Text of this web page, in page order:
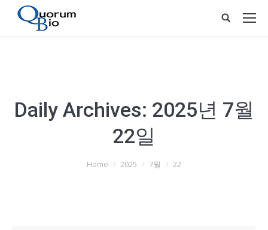
Daily Archives: 2025년 7월
22일
Home 2025 7월 22